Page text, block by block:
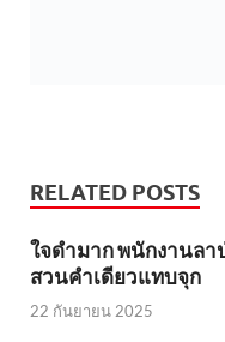
RELATED POSTS
ใจดำมาก พนักงานลา
สวนคำเดียวแทบจุก
22 กันยายน 2025